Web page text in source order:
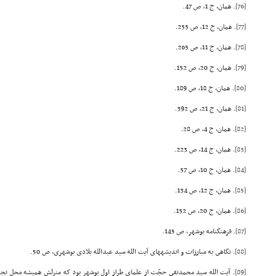
[76]
. همان، ج 1، ص 47.
[77]
. همان، ج 12، ص 255.
[78]
. همان، ج 11، ص 265.
[79]
. همان، ج 20، ص 152.
[80]
. همان، ج 18، ص 189.
[81]
. همان، ج 21، ص 392.
[82]
. همان، ج 4، ص 28.
[83]
. همان، ج 14، ص 223.
[84]
. همان، ج 10، ص 57.
[85]
. همان، ج 12، ص 134.
[86]
. همان، ج 20، ص 152.
[87]
. فرهنگنامه بوشهر، ص 145.
[88]
. نگاهى به مبارزات و اندیشههاى آیت الله سید عبدالله بلادى بوشهرى، ص 50.
[89]
. آیت الله سید محمدتقى حجّت از علماى طراز اول بوشهر بود که منزلش همیشه محل